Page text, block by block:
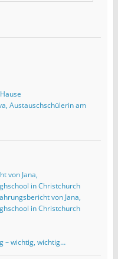
Austauschschülerin am
von Jana,
in Christchurch
von Jana,
in Christchurch
– wichtig, wichtig…